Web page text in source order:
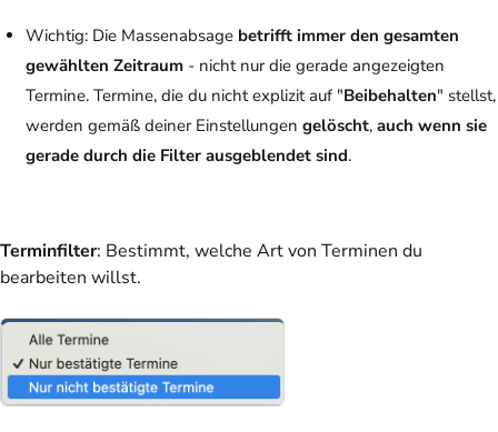
Wichtig:Die Massenabsage betrifft immer den gesamten
gewählten Zeitraum - nicht nur die gerade angezeigten
Termine. Termine, die du nicht explizit auf "Beibehalten" stellst,
werden gemäß deiner Einstellungen gelöscht, auch wenn sie
gerade durch die Filter ausgeblendet sind.
Terminfilter: Bestimmt, welche Art von Terminen du
bearbeiten willst.